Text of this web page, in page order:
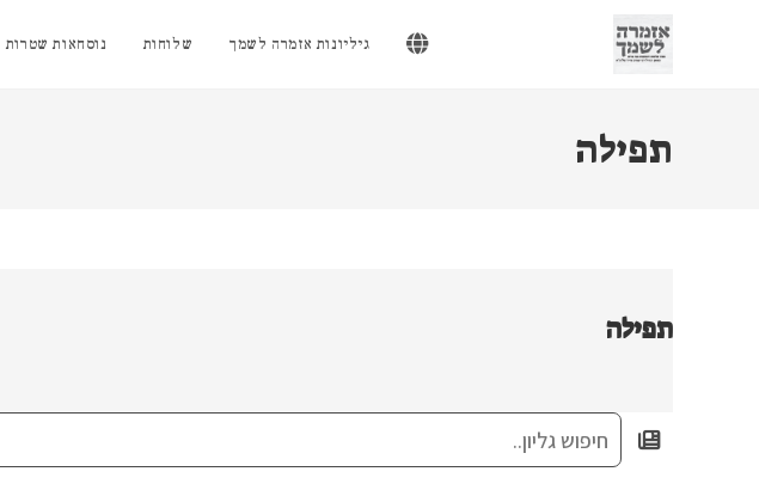
גיליונות אזמרה לשמך שלוחות נוסחאות שטרות
תפילה
תפילה